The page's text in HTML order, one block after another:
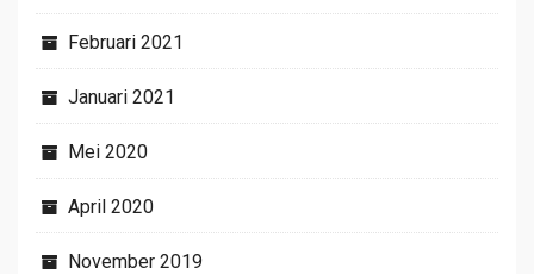
Februari 2021
Januari 2021
Mei 2020
April 2020
November 2019